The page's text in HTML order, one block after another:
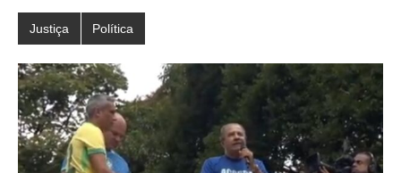
Justiça Política